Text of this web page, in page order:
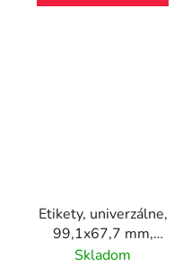
Etikety, univerzálne,
99,1x67,7 mm,
zaoblené rohy, APLI,
Skladom